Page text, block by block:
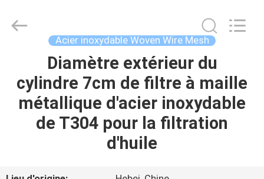
MAISON
DES
PRODUITS
Mesh
Acier inoxydable Woven Wire Mesh
Diamètre extérieur du
cylindre 7cm de filtre à maille
métallique d'acier inoxydable
de T304 pour la filtration
d'huile